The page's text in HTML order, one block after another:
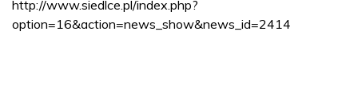
http://www.siedlce.pl/index.php?
option=16&action=news_show&news_id=2414